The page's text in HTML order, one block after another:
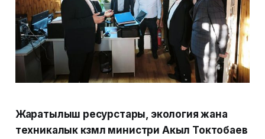
Жаратылыш ресурстары, экология жана
техникалык көзөмөл министри Акыл Токтобаев